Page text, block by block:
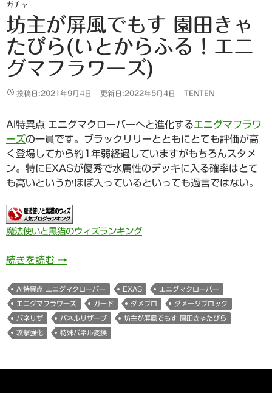
ガチャ
坊主が屏風でもす 園田きゃ
たぴら(いとからふる！エニ
グマフラワーズ)
投稿日:2021年9月4日 更新日:2022年5月4日 TENTEN
AI特異点 エニグマクローバーへと進化するエニグマフラワ
ーズの一員です。ブラックリリーとともにとても評価が高
く登場してから約1年弱経過していますがもちろんスタメ
ン。特にEXASが優秀で水属性のデッキに入る確率はとて
も高いというかほぼ入っているといっても過言ではない。
魔法使いと黒猫のウィズランキング
続きを読む 坊主が屏風でもす 園田きゃたぴら(いとからふ
→
AI特異点 エニグマクローバー EXAS エニグマクローバー
エニグマフラワーズ ガード ダメブロ ダメージブロック
パネリザ パネルリザーブ 坊主が屏風でもす 園田きゃたぴら
攻撃強化 特殊パネル変換